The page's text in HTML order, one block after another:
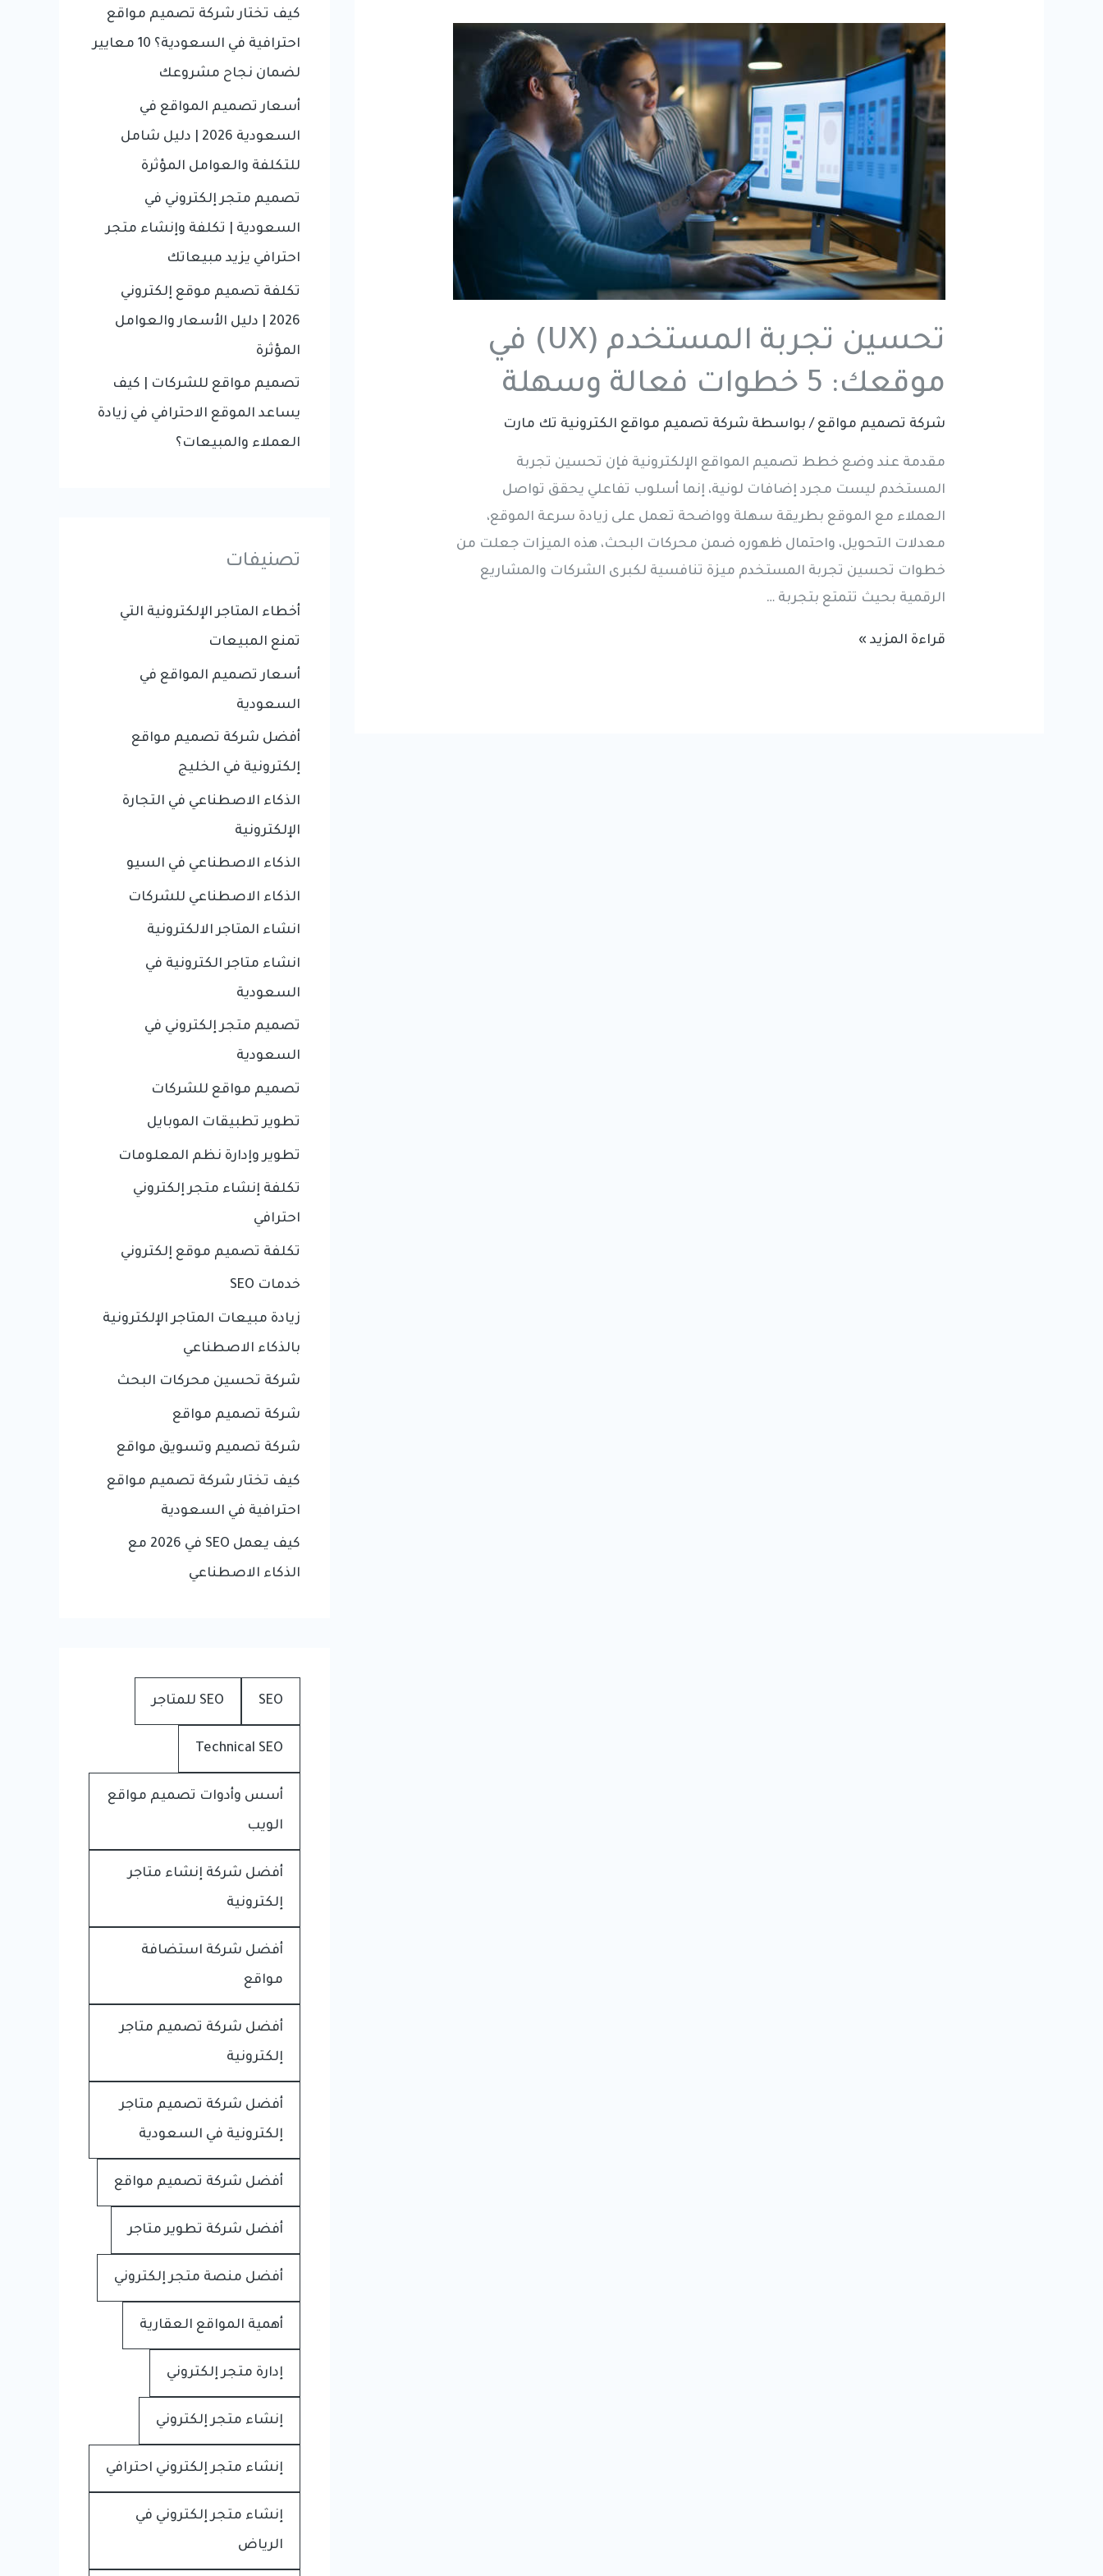
تحسين تجربة المستخدم (UX) في
موقعك: 5 خطوات فعالة وسهلة
شركة تصميم مواقع / بواسطة شركة تصميم مواقع الكترونية تك مارت
مقدمة عند وضع خطط تصميم المواقع الإلكترونية فإن تحسين تجربة
المستخدم ليست مجرد إضافات لونية، إنما أسلوب تفاعلي يحقق تواصل
العملاء مع الموقع بطريقة سهلة وواضحة تعمل على زيادة سرعة الموقع،
معدلات التحويل، واحتمال ظهوره ضمن محركات البحث، هذه الميزات جعلت من
خطوات تحسين تجربة المستخدم ميزة تنافسية لكبرى الشركات والمشاريع
الرقمية بحيث تتمتع بتجربة …
تحسين
قراءة المزيد »
f
o
r
:
كيف تختار شركة تصميم مواقع
احترافية في السعودية؟ 10 معايير
لضمان نجاح مشروعك
أسعار تصميم المواقع في
السعودية 2026 | دليل شامل
للتكلفة والعوامل المؤثرة
تصميم متجر إلكتروني في
السعودية | تكلفة وإنشاء متجر
احترافي يزيد مبيعاتك
تكلفة تصميم موقع إلكتروني
2026 | دليل الأسعار والعوامل
المؤثرة
تصميم مواقع للشركات | كيف
يساعد الموقع الاحترافي في زيادة
العملاء والمبيعات؟
تصنيفات
أخطاء المتاجر الإلكترونية التي
تمنع المبيعات
أسعار تصميم المواقع في
السعودية
أفضل شركة تصميم مواقع
إلكترونية في الخليج
الذكاء الاصطناعي في التجارة
الإلكترونية
الذكاء الاصطناعي في السيو
الذكاء الاصطناعي للشركات
انشاء المتاجر الالكترونية
انشاء متاجر الكترونية في
السعودية
تصميم متجر إلكتروني في
السعودية
تصميم مواقع للشركات
تطوير تطبيقات الموبايل
تطوير وإدارة نظم المعلومات
تكلفة إنشاء متجر إلكتروني
احترافي
تكلفة تصميم موقع إلكتروني
خدمات SEO
زيادة مبيعات المتاجر الإلكترونية
بالذكاء الاصطناعي
شركة تحسين محركات البحث
شركة تصميم مواقع
شركة تصميم وتسويق مواقع
كيف تختار شركة تصميم مواقع
احترافية في السعودية
كيف يعمل SEO في 2026 مع
الذكاء الاصطناعي
SEO SEO للمتاجر
Technical SEO
أسس وأدوات تصميم مواقع
الويب
أفضل شركة إنشاء متاجر
إلكترونية
أفضل شركة استضافة
مواقع
أفضل شركة تصميم متاجر
إلكترونية
أفضل شركة تصميم متاجر
إلكترونية في السعودية
أفضل شركة تصميم مواقع
أفضل شركة تطوير متاجر
أفضل منصة متجر إلكتروني
أهمية المواقع العقارية
إدارة متجر إلكتروني
إنشاء متجر إلكتروني
إنشاء متجر إلكتروني احترافي
إنشاء متجر إلكتروني في
الرياض